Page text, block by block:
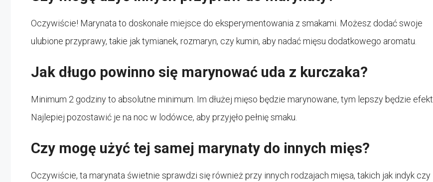
Oczywiście! Marynata to doskonałe miejsce do eksperymentowania z smakami. Możesz dodać swoje
ulubione przyprawy, takie jak tymianek, rozmaryn, czy kumin, aby nadać mięsu dodatkowego aromatu.
Jak długo powinno się marynować uda z kurczaka?
Minimum 2 godziny to absolutne minimum. Im dłużej mięso będzie marynowane, tym lepszy będzie efekt.
Najlepiej pozostawić je na noc w lodówce, aby przyjęło pełnię smaku.
Czy mogę użyć tej samej marynaty do innych mięs?
Oczywiście, ta marynata świetnie sprawdzi się również przy innych rodzajach mięsa, takich jak indyk czy